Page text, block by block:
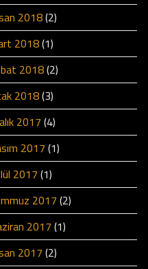
2018(2)
2018(1)
2018(2)
2018(3)
2017 (4)
2017 (1)
2017 (1)
2017 (2)
2017 (1)
2017 (2)